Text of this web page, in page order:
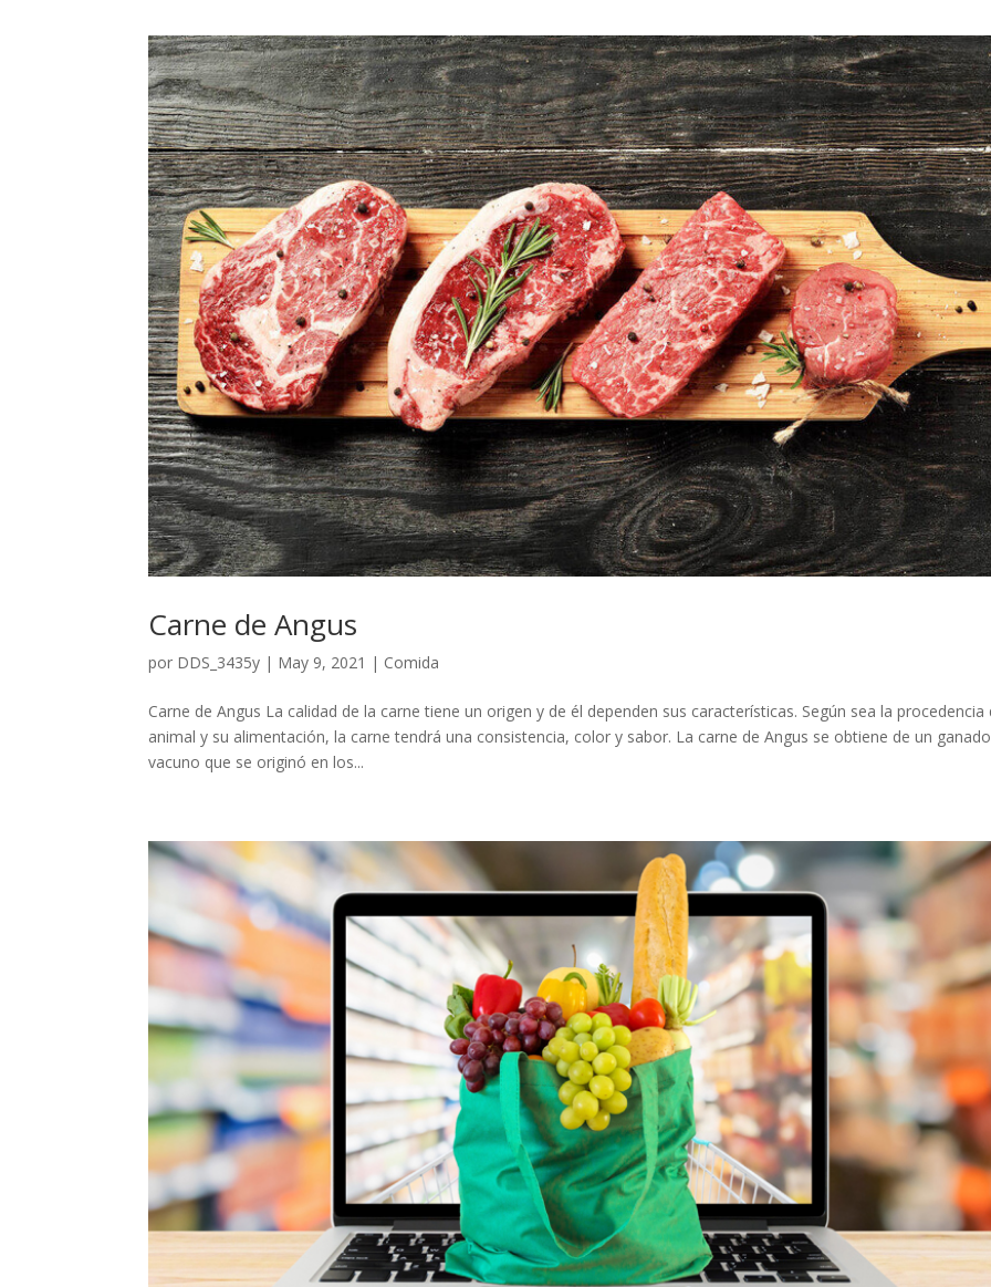
Carne de Angus
por DDS_3435y | May 9, 2021 | Comida
Carne de Angus La calidad de la carne tiene un origen y de él dependen sus características. Según sea la procedencia
animal y su alimentación, la carne tendrá una consistencia, color y sabor. La carne de Angus se obtiene de un ganado
vacuno que se originó en los...